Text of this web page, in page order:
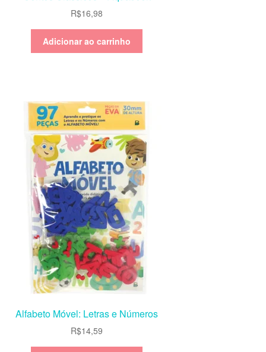
R$16,98
Adicionar ao carrinho
Alfabeto Móvel: Letras e Números
R$14,59